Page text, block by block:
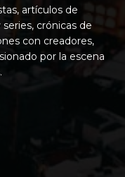
artículos de
crónicas de
con creadores,
por la escena